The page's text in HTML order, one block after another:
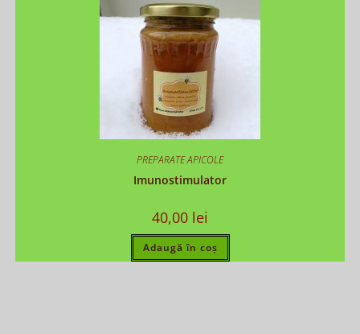
PREPARATE APICOLE
Imunostimulator
40,00 lei
Adaugă în coș